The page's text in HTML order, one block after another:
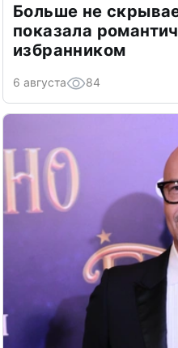
Больше не
показала
избранником
6 августа 84